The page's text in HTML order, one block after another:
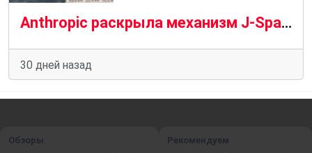
Anthropic раскрыла механизм J-Space в Claude: удалось ли компании впервые заглянуть внутрь «черного ящика» искусственного интеллекта?
30 дней назад
Обзоры Рекомендуем